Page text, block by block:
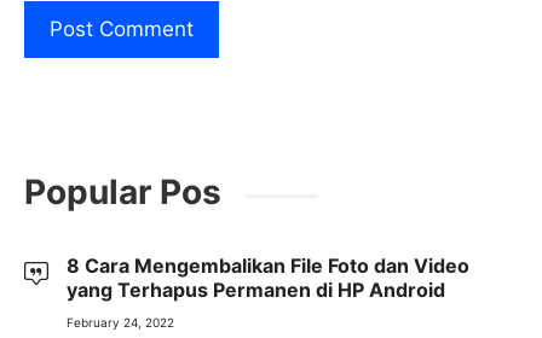
Popular Pos
8 Cara Mengembalikan File Foto dan Video
yang Terhapus Permanen di HP Android
February 24, 2022